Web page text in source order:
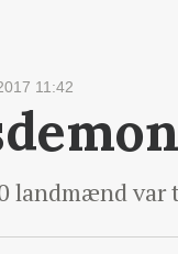
11:42
landmænd var